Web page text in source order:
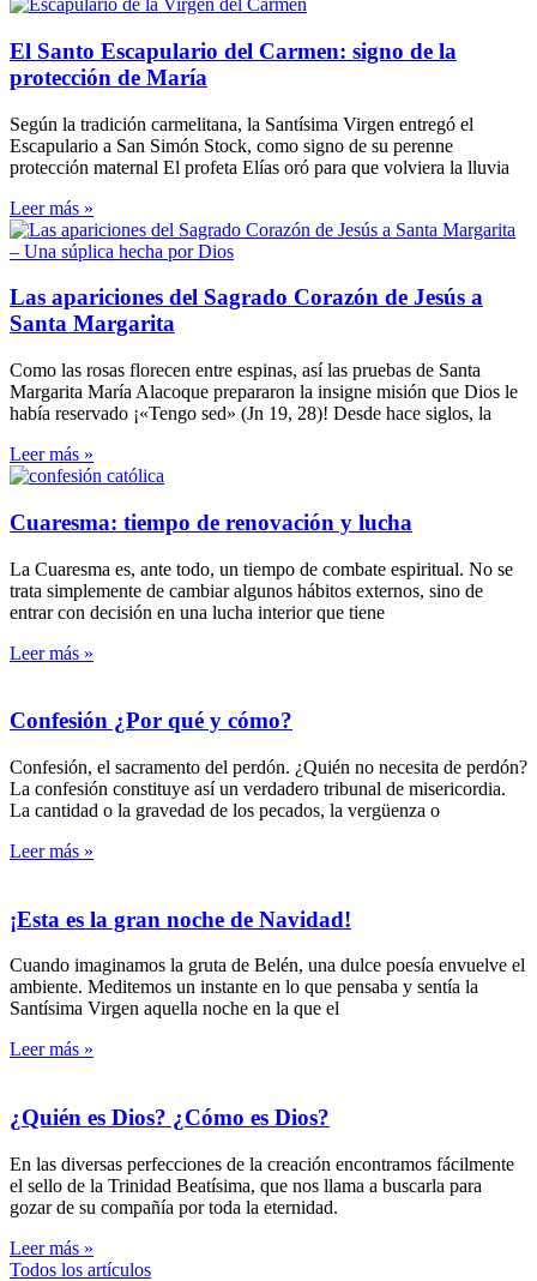
El Santo Escapulario del Carmen: signo de la
protección de María
Según la tradición carmelitana, la Santísima Virgen entregó el
Escapulario a San Simón Stock, como signo de su perenne
protección maternal El profeta Elías oró para que volviera la lluvia
Leer más »
Las apariciones del Sagrado Corazón de Jesús a
Santa Margarita
Como las rosas florecen entre espinas, así las pruebas de Santa
Margarita María Alacoque prepararon la insigne misión que Dios le
había reservado ¡«Tengo sed» (Jn 19, 28)! Desde hace siglos, la
Leer más »
Cuaresma: tiempo de renovación y lucha
La Cuaresma es, ante todo, un tiempo de combate espiritual. No se
trata simplemente de cambiar algunos hábitos externos, sino de
entrar con decisión en una lucha interior que tiene
Leer más »
Confesión ¿Por qué y cómo?
Confesión, el sacramento del perdón. ¿Quién no necesita de perdón?
La confesión constituye así un verdadero tribunal de misericordia.
La cantidad o la gravedad de los pecados, la vergüenza o
Leer más »
¡Esta es la gran noche de Navidad!
Cuando imaginamos la gruta de Belén, una dulce poesía envuelve el
ambiente. Meditemos un instante en lo que pensaba y sentía la
Santísima Virgen aquella noche en la que el
Leer más »
¿Quién es Dios? ¿Cómo es Dios?
En las diversas perfecciones de la creación encontramos fácilmente
el sello de la Trinidad Beatísima, que nos llama a buscarla para
gozar de su compañía por toda la eternidad.
Leer más »
Todos los artículos